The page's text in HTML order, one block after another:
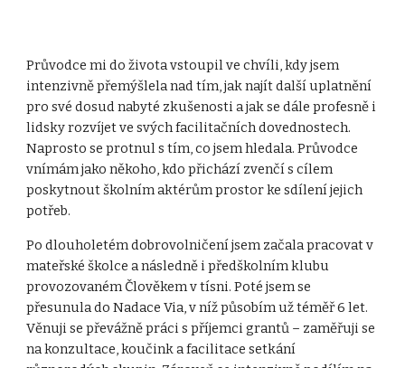
Průvodce mi do života vstoupil ve chvíli, kdy jsem
intenzivně přemýšlela nad tím, jak najít další uplatnění
pro své dosud nabyté zkušenosti a jak se dále profesně i
lidsky rozvíjet ve svých facilitačních dovednostech.
Naprosto se protnul s tím, co jsem hledala. Průvodce
vnímám jako někoho, kdo přichází zvenčí s cílem
poskytnout školním aktérům prostor ke sdílení jejich
potřeb.
Po dlouholetém dobrovolničení jsem začala pracovat v
mateřské školce a následně i předškolním klubu
provozovaném Člověkem v tísni. Poté jsem se
přesunula do Nadace Via, v níž působím už téměř 6 let.
Věnuji se převážně práci s příjemci grantů – zaměřuji se
na konzultace, koučink a facilitace setkání